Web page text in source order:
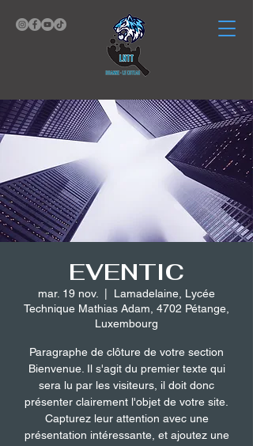
EVENTIC
mar. 19 nov.
Lamadelaine, Lycée
Technique Mathias Adam, 4702 Pétange,
Luxembourg
Paragraphe de clôture de votre section
Bienvenue. Il s'agit du premier texte qui
sera lu par les visiteurs, il doit donc
présenter clairement l'objet de votre site.
Capturez leur attention avec une
présentation intéressante, et ajoutez une